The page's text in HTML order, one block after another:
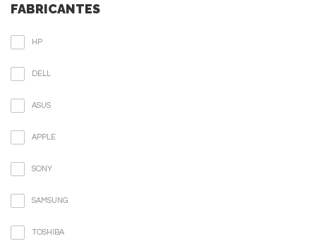
FABRICANTES
HP
DELL
ASUS
APPLE
SONY
SAMSUNG
TOSHIBA